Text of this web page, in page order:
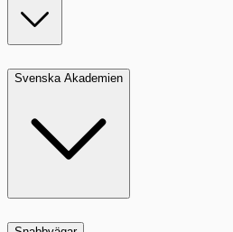
Svenska Akademien